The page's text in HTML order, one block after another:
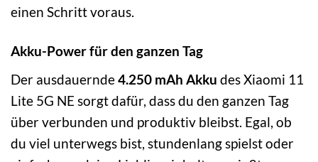
einen Schritt voraus.
Akku-Power für den ganzen Tag
Der ausdauernde4.250 mAh Akku des Xiaomi 11
Lite 5G NE sorgt dafür, dass du den ganzen Tag
über verbunden und produktiv bleibst. Egal, ob
du viel unterwegs bist, stundenlang spielst oder